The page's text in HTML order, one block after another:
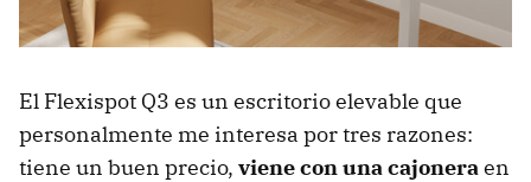
El Flexispot Q3 es un escritorio elevable que
personalmente me interesa por tres razones:
tiene un buen precio, viene con una cajoneraen